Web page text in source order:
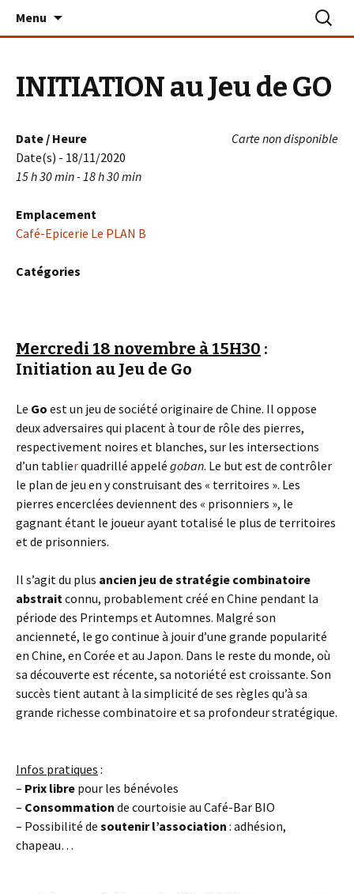
Le PLAN B – La Turballe
Menu
INITIATION au Jeu de GO
Carte non disponible
Date / Heure
Date(s) - 18/11/2020
15 h 30 min - 18 h 30 min
Emplacement
Café-Epicerie Le PLAN B
Catégories
Mercredi 18 novembre à 15H30 :
Initiation au Jeu de Go
Le Go est un jeu de société originaire de Chine. Il oppose
deux adversaires qui placent à tour de rôle des pierres,
respectivement noires et blanches, sur les intersections
d’un tablierquadrillé appelé goban. Le but est de contrôler
le plan de jeu en y construisant des « territoires ». Les
pierres encerclées deviennent des « prisonniers », le
gagnant étant le joueur ayant totalisé le plus de territoires
et de prisonniers.
Il s’agit du plus ancien jeu de stratégie combinatoire
abstraitconnu, probablement créé en Chine pendant la
période des Printemps et Automnes. Malgré son
ancienneté, le go continue à jouir d’une grande popularité
en Chine, en Corée et au Japon. Dans le reste du monde, où
sa découverte est récente, sa notoriété est croissante. Son
succès tient autant à la simplicité de ses règles qu’à sa
grande richesse combinatoire et sa profondeur stratégique.
Infos pratiques :
– Prix libre pour les bénévoles
– Consommation de courtoisie au Café-Bar BIO
– Possibilité de soutenir l’association : adhésion,
chapeau…